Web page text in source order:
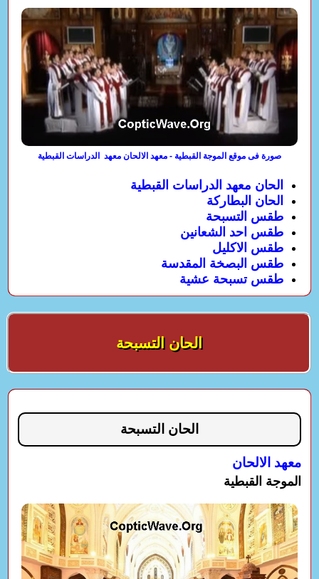
صورة فى موقع الموجة القبطية - معهد الالحان معهد الدراسات القبطية
الحان معهد الدراسات القبطية
الحان البطاركة
طقس التسبحة
طقس احد الشعانين
طقس الاكليل
طقس البصخة المقدسة
طقس تسبحة عشية
الحان التسبحة
الحان التسبحة
معهد الالحان
الموجة القبطية